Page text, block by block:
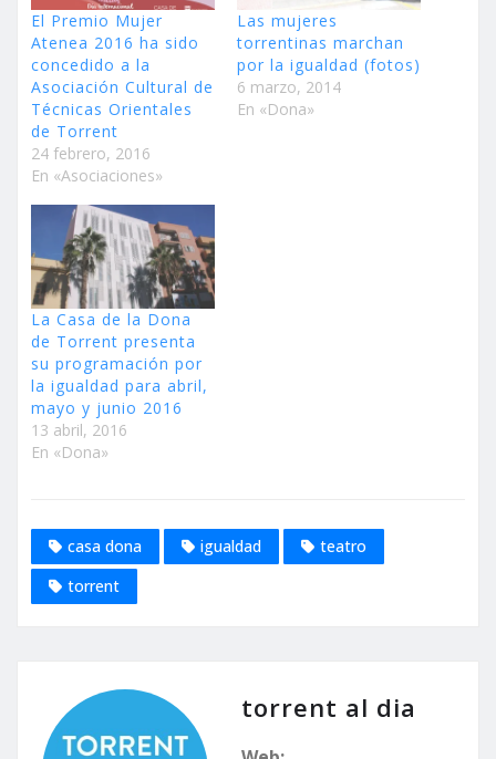
El Premio Mujer
Atenea 2016 ha sido
concedido a la
Asociación Cultural de
Técnicas Orientales
de Torrent
24 febrero, 2016
En «Asociaciones»
Las mujeres
torrentinas marchan
por la igualdad (fotos)
6 marzo, 2014
En «Dona»
La Casa de la Dona
de Torrent presenta
su programación por
la igualdad para abril,
mayo y junio 2016
13 abril, 2016
En «Dona»
casa dona igualdad
teatro
torrent
torrent al dia